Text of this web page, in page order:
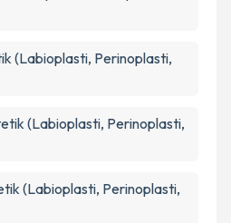
(Labioplasti, Perinoplasti,
(Labioplasti, Perinoplasti,
(Labioplasti, Perinoplasti,